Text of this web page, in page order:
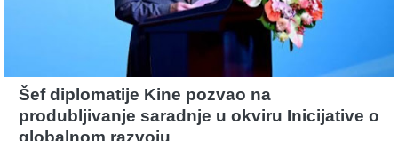
Šef diplomatije Kine pozvao na
produbljivanje saradnje u okviru Inicijative o
globalnom razvoju